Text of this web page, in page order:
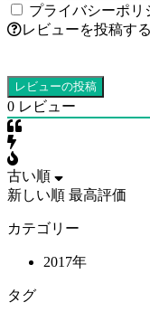
プライバシーポリ
レビューを投稿す
0 レビュー
古い順
新しい順 最高評価
カテゴリー
2017年
タグ